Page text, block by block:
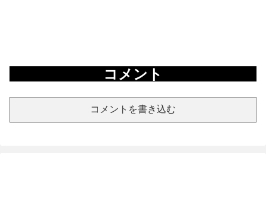
コメント
コメントを書き込む